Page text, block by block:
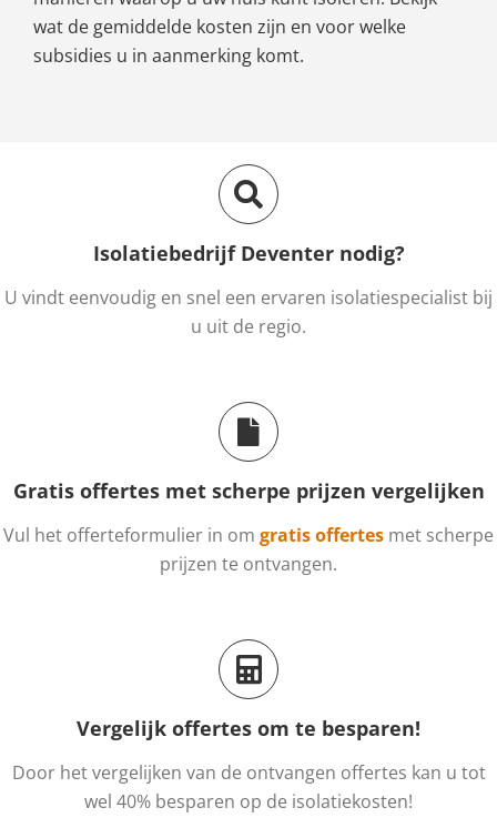
wat de gemiddelde kosten zijn en voor welke
subsidies u in aanmerking komt.
Isolatiebedrijf Deventer nodig?
U vindt eenvoudig en snel een ervaren isolatiespecialist bij
u uit de regio.
Gratis offertes met scherpe prijzen vergelijken
Vul het offerteformulier in om gratis offertes met scherpe
prijzen te ontvangen.
Vergelijk offertes om te besparen!
Door het vergelijken van de ontvangen offertes kan u tot
wel 40% besparen op de isolatiekosten!